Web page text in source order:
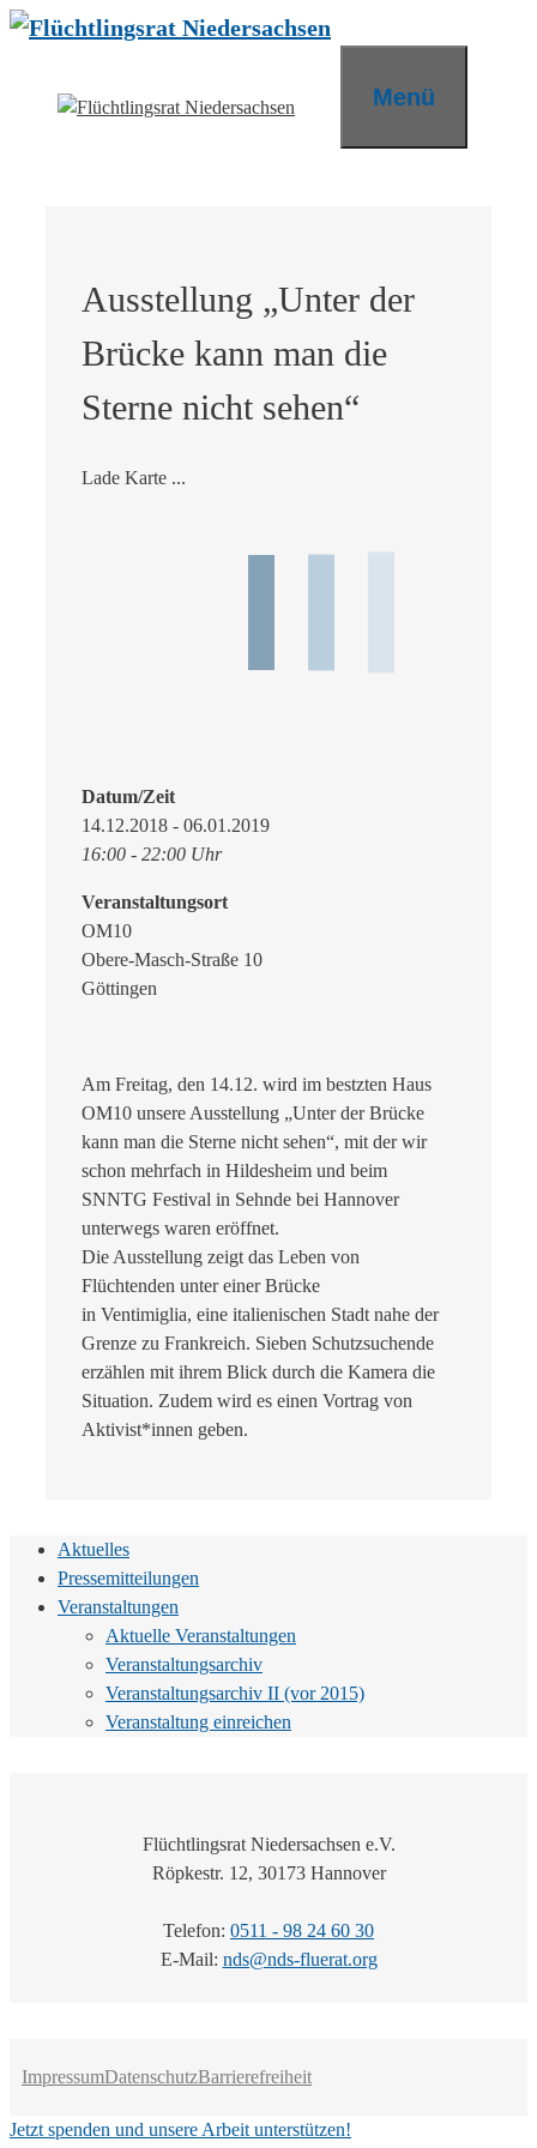
Zum
Menü
Ausstellung „Unter der
Brücke kann man die
Sterne nicht sehen“
Lade Karte ...
Datum/Zeit
14.12.2018 - 06.01.2019
16:00 - 22:00 Uhr
Veranstaltungsort
OM10
Obere-Masch-Straße 10
Göttingen
Am Freitag, den 14.12. wird im bestzten Haus
OM10 unsere Ausstellung „Unter der Brücke
kann man die Sterne nicht sehen“, mit der wir
schon mehrfach in Hildesheim und beim
SNNTG Festival in Sehnde bei Hannover
unterwegs waren eröffnet.
Die Ausstellung zeigt das Leben von
Flüchtenden unter einer Brücke
in Ventimiglia, eine italienischen Stadt nahe der
Grenze zu Frankreich. Sieben Schutzsuchende
erzählen mit ihrem Blick durch die Kamera die
Situation. Zudem wird es einen Vortrag von
Aktivist*innen geben.
Aktuelles
Pressemitteilungen
Veranstaltungen
Aktuelle Veranstaltungen
Veranstaltungsarchiv
Veranstaltungsarchiv II (vor 2015)
Veranstaltung einreichen
Flüchtlingsrat Niedersachsen e.V.
Röpkestr. 12, 30173 Hannover
Telefon: 0511 - 98 24 60 30
E-Mail: nds@nds-fluerat.org
ImpressumDatenschutzBarrierefreiheit
Jetzt spenden und unsere Arbeit unterstützen!